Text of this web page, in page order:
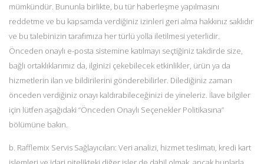
mümkündür. Bununla birlikte, bu tür haberleşme yapılmasını
reddetme ve bu kapsamda verdiğiniz izinleri geri alma hakkınız saklıdır
ve bu talebinizin tarafımıza her türlü yolla iletilmesi yeterlidir.
Önceden onaylı e-posta sistemine katılmayı seçtiğiniz takdirde size,
bağlı ortaklıklarımız da, ilginizi çekebilecek etkinlikler, ürün ya da
hizmetlerin ilan ve bildirilerini gönderebilirler. Dilediğiniz zaman
önceden verdiğiniz onayı kaldırabileceğinizi de yineleriz. İlave bilgiler
için lütfen aşağıdaki “Önceden Onaylı Seçenekler Politikasına”
bölümüne bakın.
b. Rafflemix Servis Sağlayıcıları: Veri analizi, hizmet teslimatı, kredi kart